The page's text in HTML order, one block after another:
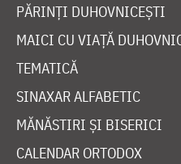
PĂRINȚI DUHOVNICEȘTI
MAICI CU VIAȚĂ
TEMATICĂ
SINAXAR ALFABETIC
MĂNĂSTIRI ȘI BISERICI
CALENDAR ORTODOX